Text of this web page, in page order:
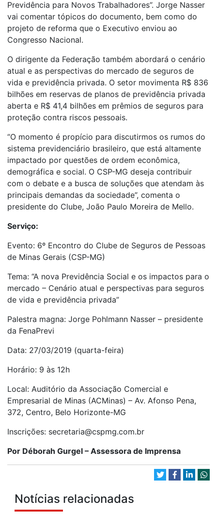
Previdência para Novos Trabalhadores”. Jorge Nasser
vai comentar tópicos do documento, bem como do
projeto de reforma que o Executivo enviou ao
Congresso Nacional.
O dirigente da Federação também abordará o cenário
atual e as perspectivas do mercado de seguros de
vida e previdência privada. O setor movimenta R$ 836
bilhões em reservas de planos de previdência privada
aberta e R$ 41,4 bilhões em prêmios de seguros para
proteção contra riscos pessoais.
“O momento é propício para discutirmos os rumos do
sistema previdenciário brasileiro, que está altamente
impactado por questões de ordem econômica,
demográfica e social. O CSP-MG deseja contribuir
com o debate e a busca de soluções que atendam às
principais demandas da sociedade”, comenta o
presidente do Clube, João Paulo Moreira de Mello.
Serviço:
Evento: 6º Encontro do Clube de Seguros de Pessoas
de Minas Gerais (CSP-MG)
Tema: “A nova Previdência Social e os impactos para o
mercado – Cenário atual e perspectivas para seguros
de vida e previdência privada”
Palestra magna: Jorge Pohlmann Nasser – presidente
da FenaPrevi
Data: 27/03/2019 (quarta-feira)
Horário: 9 às 12h
Local: Auditório da Associação Comercial e
Empresarial de Minas (ACMinas) – Av. Afonso Pena,
372, Centro, Belo Horizonte-MG
Inscrições: secretaria@cspmg.com.br
Por Déborah Gurgel – Assessora de Imprensa
Notícias relacionadas